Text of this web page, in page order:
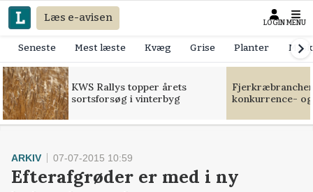
Læs e-avisen LOGIN MENU
Seneste Mest læste Kvæg Grise Planter
KWS Rallys topper årets
sortsforsøg i vinterbyg
konkurrence-
ARKIV 07-07-2015 10:59
Efterafgrøder er med i ny